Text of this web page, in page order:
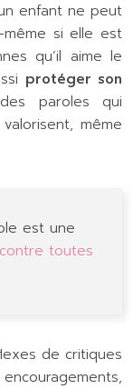
enfant ne peut
même si elle est
qu’il aime le
protéger son
paroles qui
même
est une
toutes
de critiques